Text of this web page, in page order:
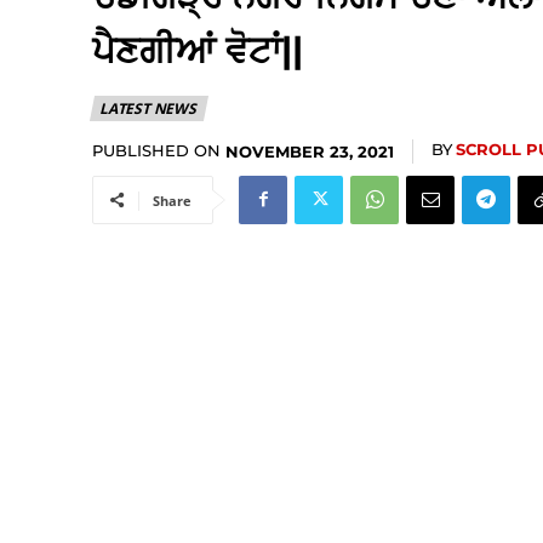
ਪੈਣਗੀਆਂ ਵੋਟਾਂ||
LATEST NEWS
PUBLISHED ON NOVEMBER 23, 2021 BYSCROLL
Share